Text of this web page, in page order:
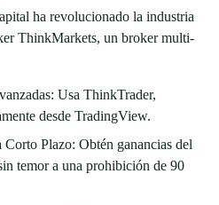
ha revolucionado la industria
ThinkMarkets, un broker multi-
Usa ThinkTrader,
desde TradingView.
Plazo: Obtén ganancias del
temor a una prohibición de 90